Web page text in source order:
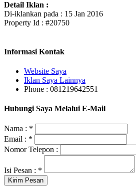
Detail Iklan :
Di-iklankan pada : 15 Jan 2016
Property Id : #20750
Informasi Kontak
Website Saya
Iklan Saya Lainnya
Phone : 081219642551
Hubungi Saya Melalui E-Mail
Nama : *
Email : *
Nomor Telepon :
Isi Pesan : *